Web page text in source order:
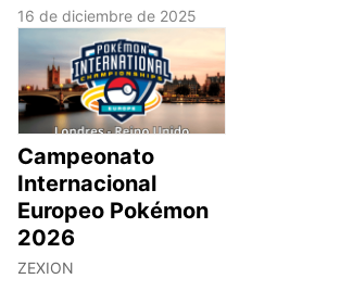
16 de diciembre de 2025
Campeonato
Internacional
Europeo Pokémon
2026
ZEXION